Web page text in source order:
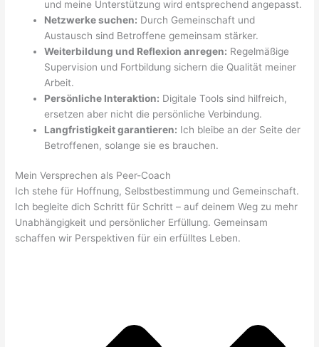
und meine Unterstützung wird entsprechend angepasst.
Netzwerke suchen: Durch Gemeinschaft und
Austausch sind Betroffene gemeinsam stärker.
Weiterbildung und Reflexion anregen: Regelmäßige
Supervision und Fortbildung sichern die Qualität meiner
Arbeit.
Persönliche Interaktion: Digitale Tools sind hilfreich,
ersetzen aber nicht die persönliche Verbindung.
Langfristigkeit garantieren: Ich bleibe an der Seite der
Betroffenen, solange sie es brauchen.
Mein Versprechen als Peer-Coach
Ich stehe für Hoffnung, Selbstbestimmung und Gemeinschaft.
Ich begleite dich Schritt für Schritt – auf deinem Weg zu mehr
Unabhängigkeit und persönlicher Erfüllung. Gemeinsam
schaffen wir Perspektiven für ein erfülltes Leben.